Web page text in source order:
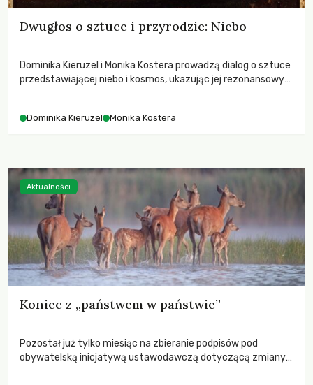
Dwugłos o sztuce i przyrodzie: Niebo
Dominika Kieruzel i Monika Kostera prowadzą dialog o sztuce
przedstawiającej niebo i kosmos, ukazując jej rezonansowy
Dominika Kieruzel Monika Kostera
Koniec z „państwem w państwie”
Pozostał już tylko miesiąc na zbieranie podpisów pod
obywatelską inicjatywą ustawodawczą dotyczącą zmiany
Aktualności